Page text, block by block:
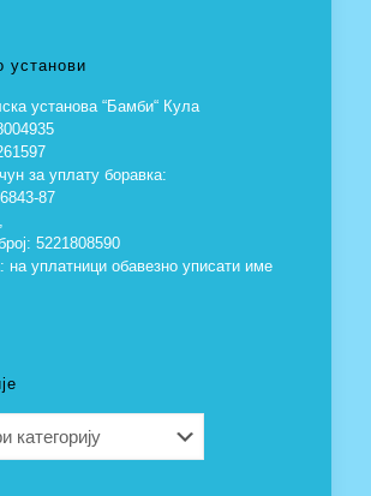
установи
установа “Бамби“ Кула
за уплату боравка:
87
5221808590
на уплатници обавезно уписати име